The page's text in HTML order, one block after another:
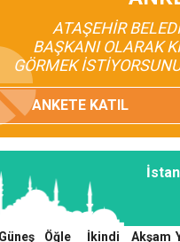
ATAŞEHİR
BAŞKANI OLARAK
GÖRMEK
ANKETE KATIL
Güneş Öğle İkindi Akşam